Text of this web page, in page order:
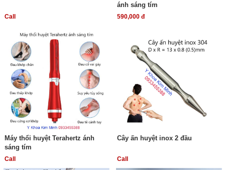
Call
ánh sáng tím
590,000 đ
Máy thổi huyệt Terahertz ánh
sáng tím
Call
Cây ấn huyệt inox 2 đầu
Call